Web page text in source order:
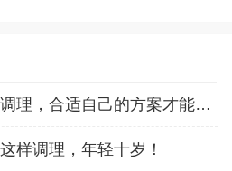
气虚肥胖该怎么调理，合适自己的方案才能正确
样调理，年轻十岁！